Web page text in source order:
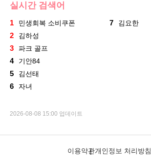
실시간 검색어
1 민생회복 소비쿠폰
2 김하성
3 파크 골프
4 기안84
5 김선태
6 자녀
7 김요한
2026-08-08 15:00 업데이트
이용약관개인정보 처리방침